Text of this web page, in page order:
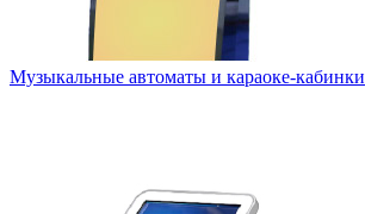
Музыкальные автоматы и караоке-кабинки